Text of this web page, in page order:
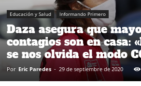
Educación y Salud Informando Primero
Daza asegura que
contagios son en casa:
se nos olvida el modo
Por Eric Paredes - 29 de septiembre de 2020